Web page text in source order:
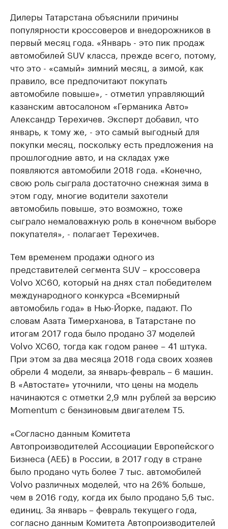
Дилеры Татарстана объяснили причины
популярности кроссоверов и внедорожников в
первый месяц года. «Январь - это пик продаж
автомобилей SUV класса, прежде всего, потому,
что это - «самый» зимний месяц, а зимой, как
правило, все предпочитают покупать
автомобиле повыше», - отметил управляющий
казанским автосалоном «Германика Авто»
Александр Терехичев. Эксперт добавил, что
январь, к тому же, - это самый выгодный для
покупки месяц, поскольку есть предложения на
прошлогодние авто, и на складах уже
появляются автомобили 2018 года. «Конечно,
свою роль сыграла достаточно снежная зима в
этом году, многие водители захотели
автомобиль повыше, это возможно, тоже
сыграло немаловажную роль в конечном выборе
покупателя», - полагает Терехичев.
Тем временем продажи одного из
представителей сегмента SUV – кроссовера
Volvo XC60, который на днях стал победителем
международного конкурса «Всемирный
автомобиль года» в Нью-Йорке, падают. По
словам Азата Тимерханова, в Татарстане по
итогам 2017 года было продано 37 моделей
Volvo XC60, тогда как годом ранее – 41 штука.
При этом за два месяца 2018 года своих хозяев
обрели 4 модели, за январь-февраль – 6 машин.
В «Автостате» уточнили, что цены на модель
начинаются с отметки 2,9 млн рублей за версию
Momentum с бензиновым двигателем T5.
«Согласно данным Комитета
Автопроизводителей Ассоциации Европейского
Бизнеса (АЕБ) в России, в 2017 году в стране
было продано чуть более 7 тыс. автомобилей
Volvo различных моделей, что на 26% больше,
чем в 2016 году, когда их было продано 5,6 тыс.
единиц. За январь – февраль текущего года,
согласно данным Комитета Автопроизводителей